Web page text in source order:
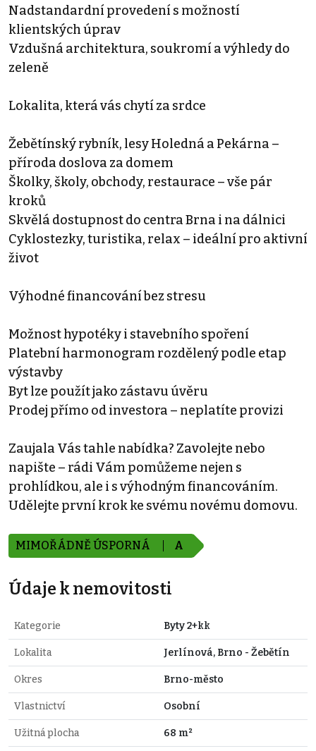
Nadstandardní provedení s možností
klientských úprav
Vzdušná architektura, soukromí a výhledy do
zeleně
Lokalita, která vás chytí za srdce
Žebětínský rybník, lesy Holedná a Pekárna –
příroda doslova za domem
Školky, školy, obchody, restaurace – vše pár
kroků
Skvělá dostupnost do centra Brna i na dálnici
Cyklostezky, turistika, relax – ideální pro aktivní
život
Výhodné financování bez stresu
Možnost hypotéky i stavebního spoření
Platební harmonogram rozdělený podle etap
výstavby
Byt lze použít jako zástavu úvěru
Prodej přímo od investora – neplatíte provizi
Zaujala Vás tahle nabídka? Zavolejte nebo
napište – rádi Vám pomůžeme nejen s
prohlídkou, ale i s výhodným financováním.
Udělejte první krok ke svému novému domovu.
MIMOŘÁDNĚ ÚSPORNÁ A
Údaje k nemovitosti
Kategorie Byty 2+kk
Lokalita Jerlínová, Brno - Žebětín
Okres Brno-město
Vlastnictví Osobní
Užitná plocha 68 m²